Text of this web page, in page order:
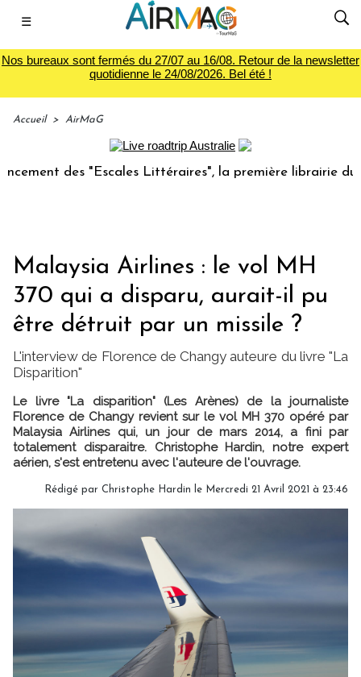
☰
Nos bureaux sont fermés du 27/07 au 16/08. Retour de la newsletter
quotidienne le 24/08/2026. Bel été !
Accueil > AirMaG
des "Escales Littéraires", la première librairie du voyage
Malaysia Airlines : le vol MH
370 qui a disparu, aurait-il pu
être détruit par un missile ?
L'interview de Florence de Changy auteure du livre "La
Disparition"
Le livre "La disparition" (Les Arènes) de la journaliste
Florence de Changy revient sur le vol MH 370 opéré par
Malaysia Airlines qui, un jour de mars 2014, a fini par
totalement disparaitre. Christophe Hardin, notre expert
aérien, s'est entretenu avec l'auteure de l'ouvrage.
Rédigé par Christophe Hardin le Mercredi 21 Avril 2021 à 23:46